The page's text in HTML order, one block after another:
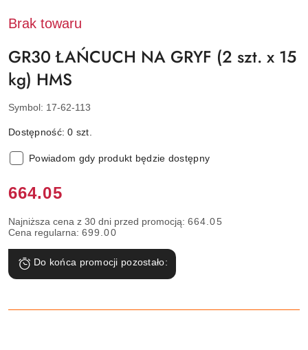
Brak towaru
GR30 ŁAŃCUCH NA GRYF (2 szt. x 15
kg) HMS
Symbol: 17-62-113
Dostępność:0 szt.
Powiadom gdy produkt będzie dostępny
Cena:
664.05
Najniższa cena z 30 dni przed promocją: 664.05
Cena regularna: 699.00
Do końca promocji pozostało: